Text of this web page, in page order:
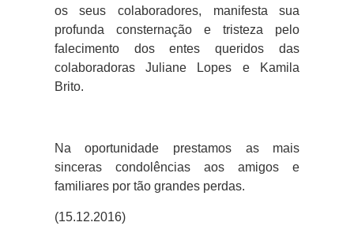
os seus colaboradores, manifesta sua
profunda consternação e tristeza pelo
falecimento dos entes queridos das
colaboradoras Juliane Lopes e Kamila
Brito.
Na oportunidade prestamos as mais
sinceras condolências aos amigos e
familiares por tão grandes perdas.
(15.12.2016)